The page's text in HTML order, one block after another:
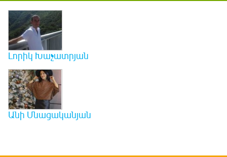
Լորիկ Խաչատրյան
Անի Մնացականյան